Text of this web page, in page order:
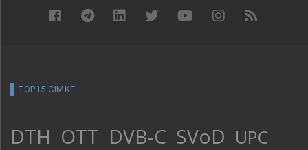
TOP15 CÍMKE
DTH OTT DVB-C SVoD UPC